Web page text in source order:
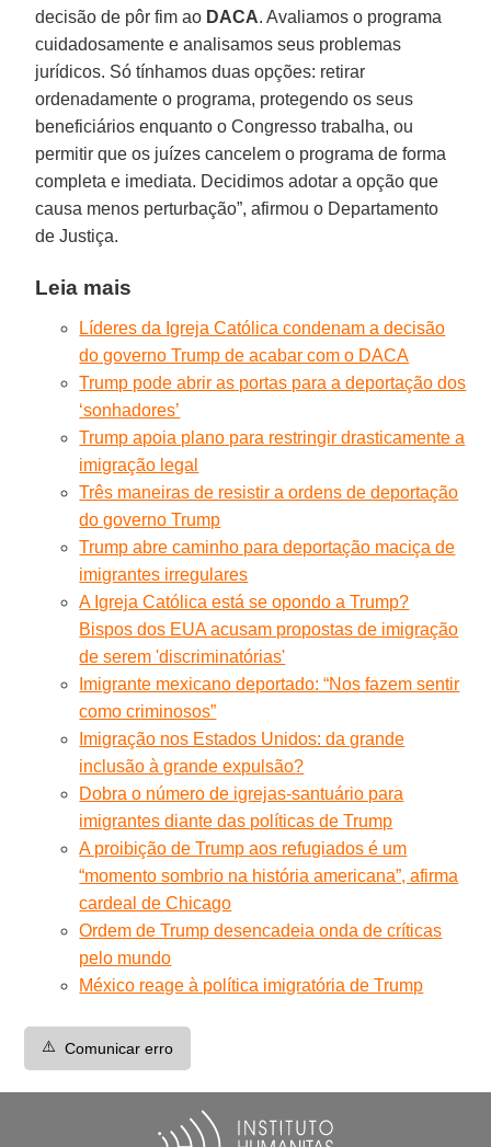
decisão de pôr fim ao DACA. Avaliamos o programa
cuidadosamente e analisamos seus problemas
jurídicos. Só tínhamos duas opções: retirar
ordenadamente o programa, protegendo os seus
beneficiários enquanto o Congresso trabalha, ou
permitir que os juízes cancelem o programa de forma
completa e imediata. Decidimos adotar a opção que
causa menos perturbação”, afirmou o Departamento
de Justiça.
Leia mais
Líderes da Igreja Católica condenam a decisão
do governo Trump de acabar com o DACA
Trump pode abrir as portas para a deportação dos
‘sonhadores’
Trump apoia plano para restringir drasticamente a
imigração legal
Três maneiras de resistir a ordens de deportação
do governo Trump
Trump abre caminho para deportação maciça de
imigrantes irregulares
A Igreja Católica está se opondo a Trump?
Bispos dos EUA acusam propostas de imigração
de serem 'discriminatórias'
Imigrante mexicano deportado: “Nos fazem sentir
como criminosos”
Imigração nos Estados Unidos: da grande
inclusão à grande expulsão?
Dobra o número de igrejas-santuário para
imigrantes diante das políticas de Trump
A proibição de Trump aos refugiados é um
“momento sombrio na história americana”, afirma
cardeal de Chicago
Ordem de Trump desencadeia onda de críticas
pelo mundo
México reage à política imigratória de Trump
⚠️ Comunicar erro